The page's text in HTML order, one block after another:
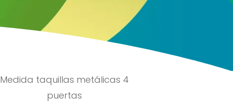
Medida taquillas metálicas 4
puertas